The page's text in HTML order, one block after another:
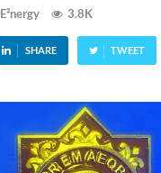
E²nergy 3.8K
SHARE TWEET